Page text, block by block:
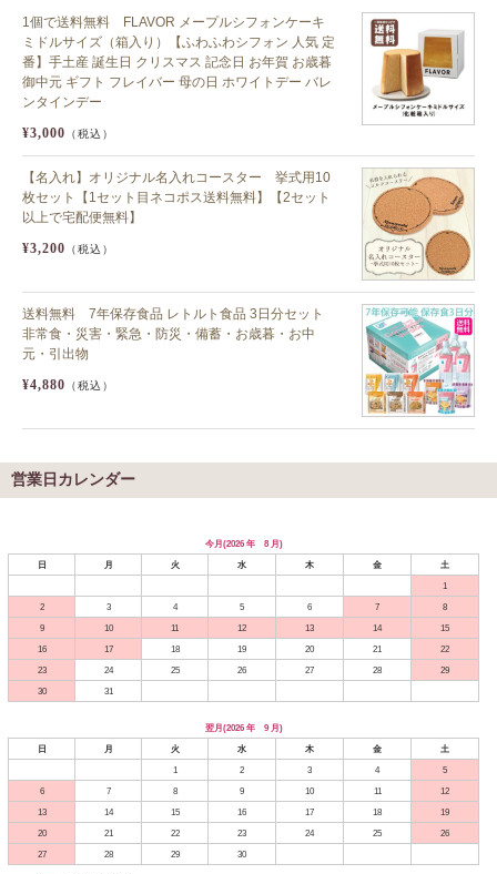
1個で送料無料 FLAVOR メープルシフォンケーキ
ミドルサイズ（箱入り）【ふわふわシフォン 人気 定
番】手土産 誕生日 クリスマス 記念日 お年賀 お歳暮
御中元 ギフト フレイバー 母の日 ホワイトデー バレ
ンタインデー
¥3,000 （税込）
【名入れ】オリジナル名入れコースター 挙式用10
枚セット【1セット目ネコポス送料無料】【2セット
以上で宅配便無料】
¥3,200 （税込）
送料無料 7年保存食品 レトルト食品 3日分セット
非常食・災害・緊急・防災・備蓄・お歳暮・お中
元・引出物
¥4,880 （税込）
営業日カレンダー
今月(2026 年 8 月)
日
月 火 水 木 金
土
1
2
3 4 5 6 7
8
9
10 11 12 13 14
15
16
17 18 19 20 21
22
23
24 25 26 27 28
29
30
31
翌月(2026 年 9 月)
日
月 火 水 木 金
土
1
2 3 4
5
6
7 8 9 10 11
12
13
14 15 16 17 18
19
20
21 22 23 24 25
26
27
28 29 30